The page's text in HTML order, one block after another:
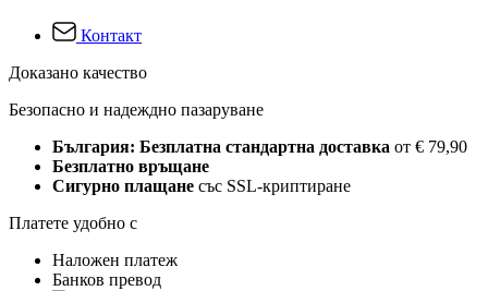
Контакт
Доказано качество
Безопасно и надеждно пазаруване
България: Безплатна стандартна доставка от € 79,90
Безплатно връщане
Сигурно плащане със SSL-криптиране
Платете удобно с
Наложен платеж
Банков превод